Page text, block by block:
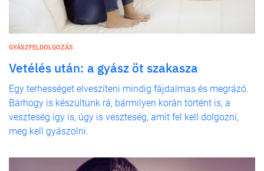
GYÁSZFELDOLGOZÁS
Vetélés után: a gyász öt szakasza
Egy terhességet elveszíteni mindig fájdalmas és megrázó.
Bárhogy is készültünk rá, bármilyen korán történt is, a
veszteség így is, úgy is veszteség, amit fel kell dolgozni,
meg kell gyászolni.